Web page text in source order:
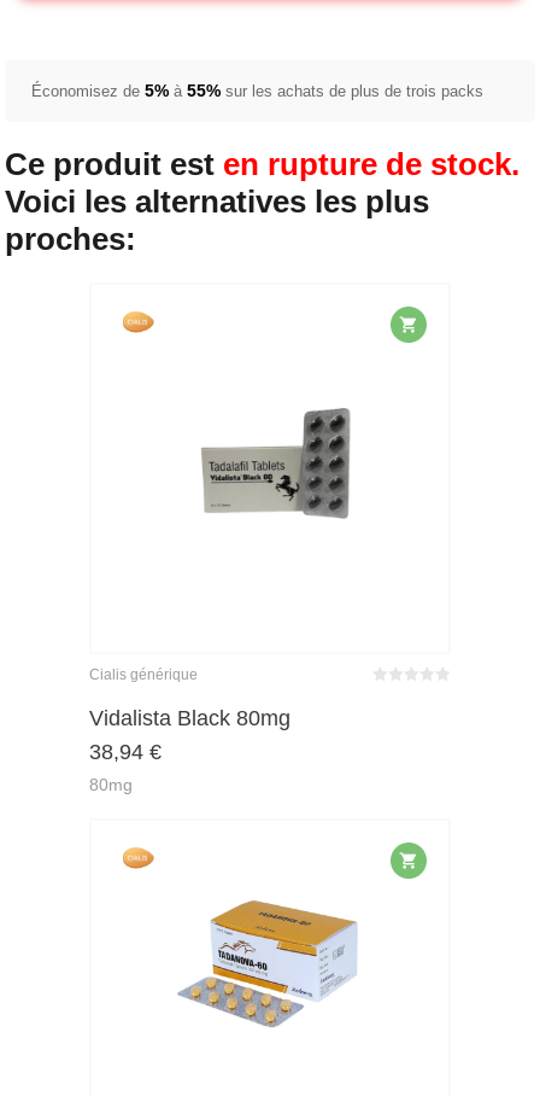
Économisez de5%à55%sur les achats de plus de trois packs
Ce produit est en rupture de stock.
Voici les alternatives les plus
proches:
Cialis générique
Vidalista Black 80mg
38,94 €
80mg